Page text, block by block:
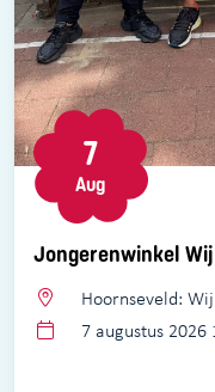
Jongerenwinkel
7
Aug
Hoornseveld:
7 augustus 2026